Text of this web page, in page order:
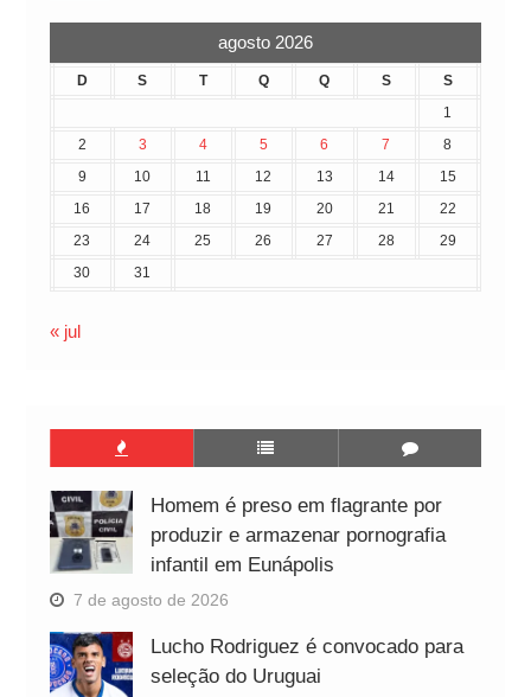
agosto 2026
D S T Q Q S
S
1
2
3 4 5 6 7
8
9
10 11 12 13 14
15
16
17 18 19 20 21
22
23
24 25 26 27 28
29
30
31
« jul
Homem é preso em flagrante por
produzir e armazenar pornografia
infantil em Eunápolis
7 de agosto de 2026
Lucho Rodriguez é convocado para
seleção do Uruguai